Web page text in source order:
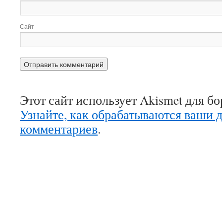
Сайт
Этот сайт использует Akismet для
Узнайте, как обрабатываются ваши
комментариев.